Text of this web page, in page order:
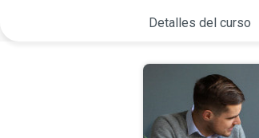
Detalles del curso